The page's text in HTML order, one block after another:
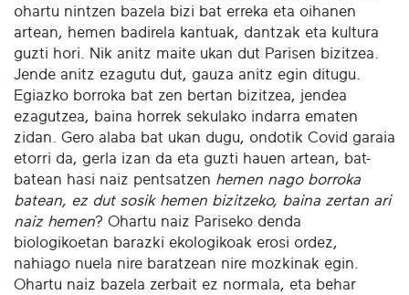
ohartu nintzen bazela bizi bat erreka eta oihanen
artean, hemen badirela kantuak, dantzak eta kultura
guzti hori. Nik anitz maite ukan dut Parisen bizitzea.
Jende anitz ezagutu dut, gauza anitz egin ditugu.
Egiazko borroka bat zen bertan bizitzea, jendea
ezagutzea, baina horrek sekulako indarra ematen
zidan. Gero alaba bat ukan dugu, ondotik Covid garaia
etorri da, gerla izan da eta guzti hauen artean, bat-
batean hasi naiz pentsatzen hemen nago borroka
batean, ez dut sosik hemen bizitzeko, baina zertan ari
naiz hemen? Ohartu naiz Pariseko denda
biologikoetan barazki ekologikoak erosi ordez,
nahiago nuela nire baratzean nire mozkinak egin.
Ohartu naiz bazela zerbait ez normala, eta behar